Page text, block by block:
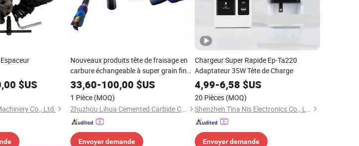
$US
Co., Ltd.
Nouveaux produits tête de fraisage en
carbure échangeable à super grain fin
du fabricant
33,60-100,00 $US
1 Pièce (MOQ)
Zhuzhou Lihua Cemented Carbide Co., Ltd.
Envoyer demande
Chargeur Super Rapide Ep-Ta220
Adaptateur 35W Tête de Charge
4,99-6,58 $US
20 Pièces (MOQ)
Shenzhen Tina Nis Electronics Co., Ltd.
Envoyer demande